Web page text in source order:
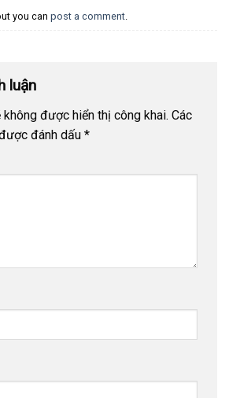
you can post a comment
luận
không được hiển thị công khai. Các
đánh dấu *